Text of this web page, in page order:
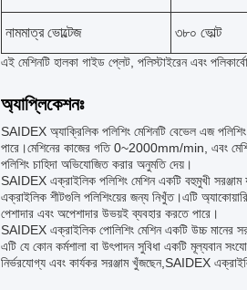
নামমাত্র ভোল্টেজ ৩৮০ ভোল্ট
এই মেশিনটি হালকা গাইড প্লেট, পলিস্টাইরেন এবং
অ্যাপ্লিকেশনঃ
SAIDEX অ্যাক্রিলিক পলিশিং মেশিনটি বেভেল এজ
পারে।মেশিনের কাজের গতি 0~2000mm/min, এবং
পলিশিং চাহিদা অভিযোজিত করার অনুমতি দেয়।
SAIDEX এক্রাইলিক পলিশিং মেশিন একটি বহুমুখী সরঞ্জাম
এক্রাইলিক শীটগুলি পলিশিংয়ের জন্য নিখুঁত।এটি
পেশাদার এবং অপেশাদার উভয়ই ব্যবহার করতে পারে।
SAIDEX এক্রাইলিক পোলিশিং মেশিন একটি উচ্চ মানের
এটি যে কোন কর্মশালা বা উৎপাদন সুবিধা একটি মূল্যবান
নির্ভরযোগ্য এবং কার্যকর সরঞ্জাম খুঁজছেন,SAIDEX